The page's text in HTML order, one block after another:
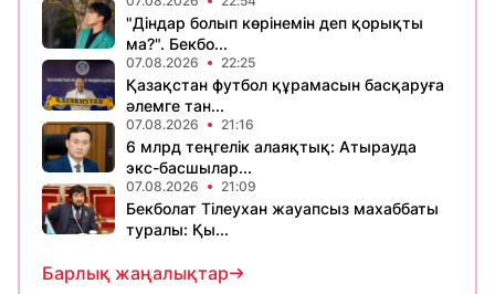
"Діндар болып көрінемін деп қорықты
ма?". Бекбо...
07.08.2026 22:25
Қазақстан футбол құрамасын басқаруға
әлемге тан...
07.08.2026 21:16
6 млрд теңгелік алаяқтық: Атырауда
экс-басшылар...
07.08.2026 21:09
Бекболат Тілеухан жауапсыз махаббаты
туралы: Қы...
Барлық жаңалықтар